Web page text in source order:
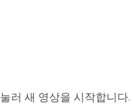
러 새 영상을 시작합니다.